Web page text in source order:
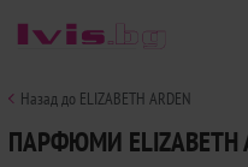
Назад до ELIZABETH ARDEN
ПАРФЮМИ ELIZABETH